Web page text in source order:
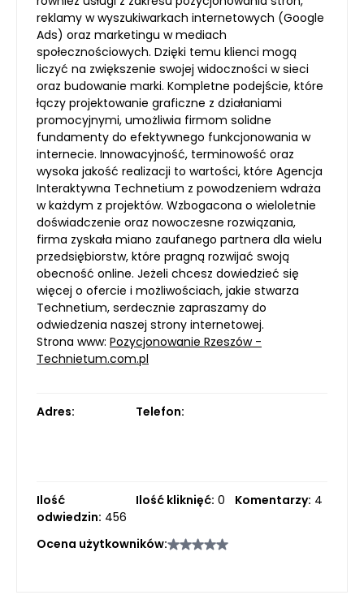
reklamy w wyszukiwarkach internetowych (Google
Ads) oraz marketingu w mediach
społecznościowych. Dzięki temu klienci mogą
liczyć na zwiększenie swojej widoczności w sieci
oraz budowanie marki. Kompletne podejście, które
łączy projektowanie graficzne z działaniami
promocyjnymi, umożliwia firmom solidne
fundamenty do efektywnego funkcjonowania w
internecie. Innowacyjność, terminowość oraz
wysoka jakość realizacji to wartości, które Agencja
Interaktywna Technetium z powodzeniem wdraża
w każdym z projektów. Wzbogacona o wieloletnie
doświadczenie oraz nowoczesne rozwiązania,
firma zyskała miano zaufanego partnera dla wielu
przedsiębiorstw, które pragną rozwijać swoją
obecność online. Jeżeli chcesz dowiedzieć się
więcej o ofercie i możliwościach, jakie stwarza
Technetium, serdecznie zapraszamy do
odwiedzenia naszej strony internetowej.
Strona www: Pozycjonowanie Rzeszów -
Technietum.com.pl
Adres: Telefon:
Ilość
odwiedzin: 456
Ilość kliknięć: 0 Komentarzy: 4
Ocena użytkowników: